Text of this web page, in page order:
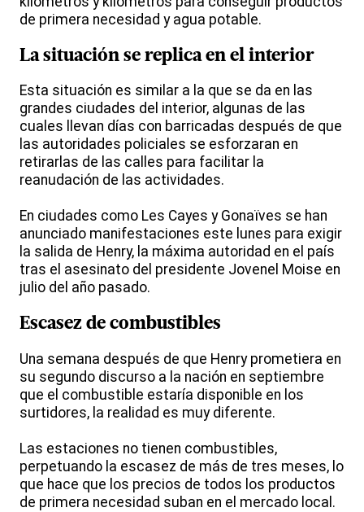
de primera necesidad y agua potable.
La situación se replica en el interior
Esta situación es similar a la que se da en las
grandes ciudades del interior, algunas de las
cuales llevan días con barricadas después de que
las autoridades policiales se esforzaran en
retirarlas de las calles para facilitar la
reanudación de las actividades.
En ciudades como Les Cayes y Gonaïves se han
anunciado manifestaciones este lunes para exigir
la salida de Henry, la máxima autoridad en el país
tras el asesinato del presidente Jovenel Moise en
julio del año pasado.
Escasez de combustibles
Una semana después de que Henry prometiera en
su segundo discurso a la nación en septiembre
que el combustible estaría disponible en los
surtidores, la realidad es muy diferente.
Las estaciones no tienen combustibles,
perpetuando la escasez de más de tres meses, lo
que hace que los precios de todos los productos
de primera necesidad suban en el mercado local.